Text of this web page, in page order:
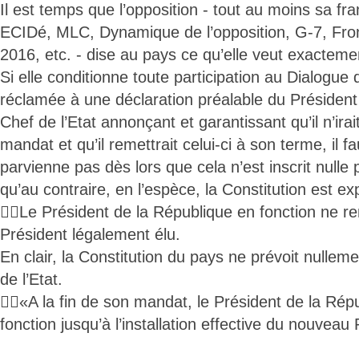
Il est temps que l’opposition - tout au moins sa
ECIDé, MLC, Dynamique de l’opposition, G-7,
2016, etc. - dise au pays ce qu’elle veut
Si elle conditionne toute participation au Dialogue
réclamée à une déclaration préalable du
Chef de l’Etat annonçant et garantissant qu’il
mandat et qu’il remettrait celui-ci à son terme, il
parvienne pas dès lors que cela n’est inscrit nulle
qu’au contraire, en l’espèce, la Constitution est
Le Président de la République en fonction ne
Président légalement élu.
En clair, la Constitution du pays ne prévoit
de l’Etat.
«A la fin de son mandat, le Président de la
fonction jusqu’à l’installation effective du